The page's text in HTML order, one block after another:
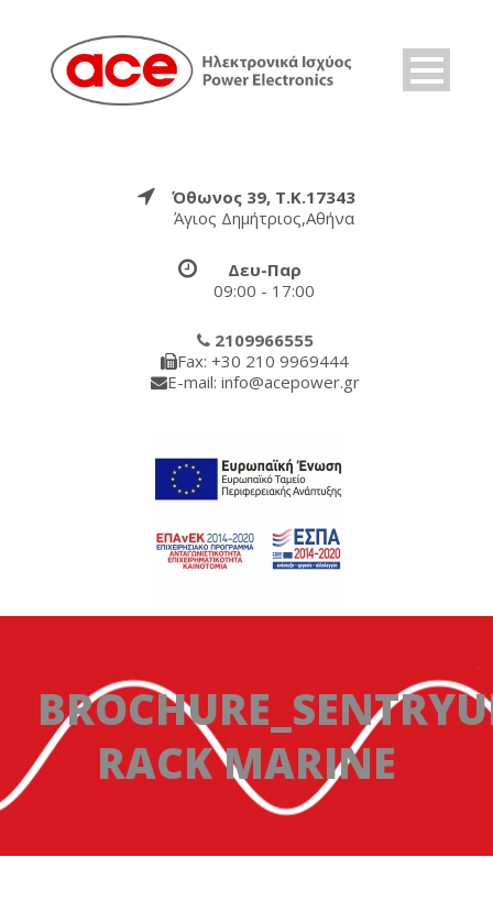
Όθωνος 39, Τ.Κ.17343
Άγιος Δημήτριος,Αθήνα
Δευ-Παρ
09:00 - 17:00
2109966555
Fax: +30 210 9969444
E-mail: info@acepower.gr
RACK MARINE